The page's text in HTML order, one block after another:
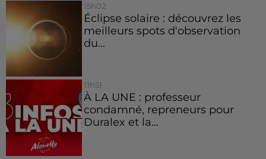
15h02
Éclipse solaire : découvrez les
meilleurs spots d'observation
du...
11h51
À LA UNE : professeur
condamné, repreneurs pour
Duralex et la...